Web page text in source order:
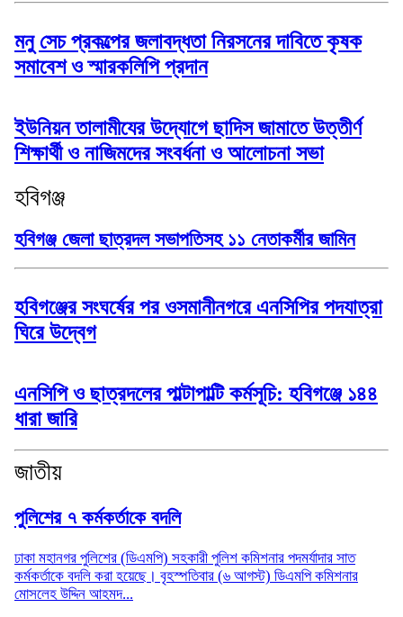
মনু সেচ প্রকল্পের জলাবদ্ধতা নিরসনের দাবিতে কৃষক
সমাবেশ ও স্মারকলিপি প্রদান
ইউনিয়ন তালামীযের উদ্যোগে ছাদিস জামাতে উত্তীর্ণ
শিক্ষার্থী ও নাজিমদের সংবর্ধনা ও আলোচনা সভা
হবিগঞ্জ
হবিগঞ্জ জেলা ছাত্রদল সভাপতিসহ ১১ নেতাকর্মীর জামিন
হবিগঞ্জের সংঘর্ষের পর ওসমানীনগরে এনসিপির পদযাত্রা
ঘিরে উদ্বেগ
এনসিপি ও ছাত্রদলের পাল্টাপাল্টি কর্মসূচি: হবিগঞ্জে ১৪৪
ধারা জারি
জাতীয়
পুলিশের ৭ কর্মকর্তাকে বদলি
ঢাকা মহানগর পুলিশের (ডিএমপি) সহকারী পুলিশ কমিশনার পদমর্যাদার সাত
কর্মকর্তাকে বদলি করা হয়েছে। বৃহস্পতিবার (৬ আগস্ট) ডিএমপি কমিশনার
মোসলেহ উদ্দিন আহমদ...